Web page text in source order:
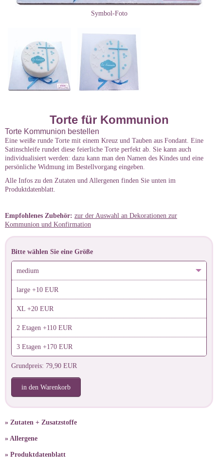
Symbol-Foto
Torte für Kommunion
Torte Kommunion bestellen
Eine weiße runde Torte mit einem Kreuz und Tauben aus Fondant. Eine
Satinschleife rundet diese feierliche Torte perfekt ab. Sie kann auch
individualisiert werden: dazu kann man den Namen des Kindes und eine
persönliche Widmung im Bestellvorgang eingeben.
Alle Infos zu den Zutaten und Allergenen finden Sie unten im
Produktdatenblatt.
Empfohlenes Zubehör: zur der Auswahl an Dekorationen zur
Kommunion und Konfirmation
Bitte wählen Sie eine Größe
medium
large +10 EUR
XL +20 EUR
2 Etagen +110 EUR
3 Etagen +170 EUR
Grundpreis: 79,90 EUR
in den Warenkorb
» Zutaten + Zusatzstoffe
» Allergene
» Produktdatenblatt